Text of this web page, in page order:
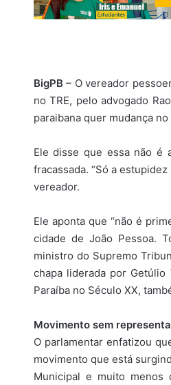
BigPB – O vereador
no TRE, pelo advogado
paraibana quer mudança
Ele disse que essa não é
fracassada. “Só a
vereador.
Ele aponta que “não é
cidade de João Pessoa.
ministro do Supremo
chapa liderada por
Paraíba no Século XX,
Movimento sem
O parlamentar enfatizou
movimento que está
Municipal e muito menos